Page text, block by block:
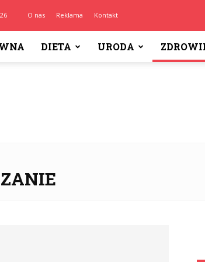
O nas Reklama Kontakt
DIETA URODA